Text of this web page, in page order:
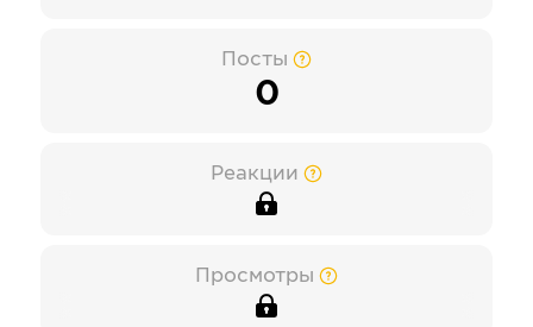
Посты
0
Реакции
Просмотры